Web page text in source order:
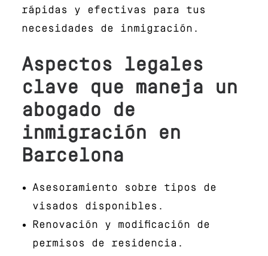
rápidas y efectivas para tus
necesidades de inmigración.
Aspectos legales
clave que maneja un
abogado de
inmigración en
Barcelona
Asesoramiento sobre tipos de
visados disponibles.
Renovación y modificación de
permisos de residencia.